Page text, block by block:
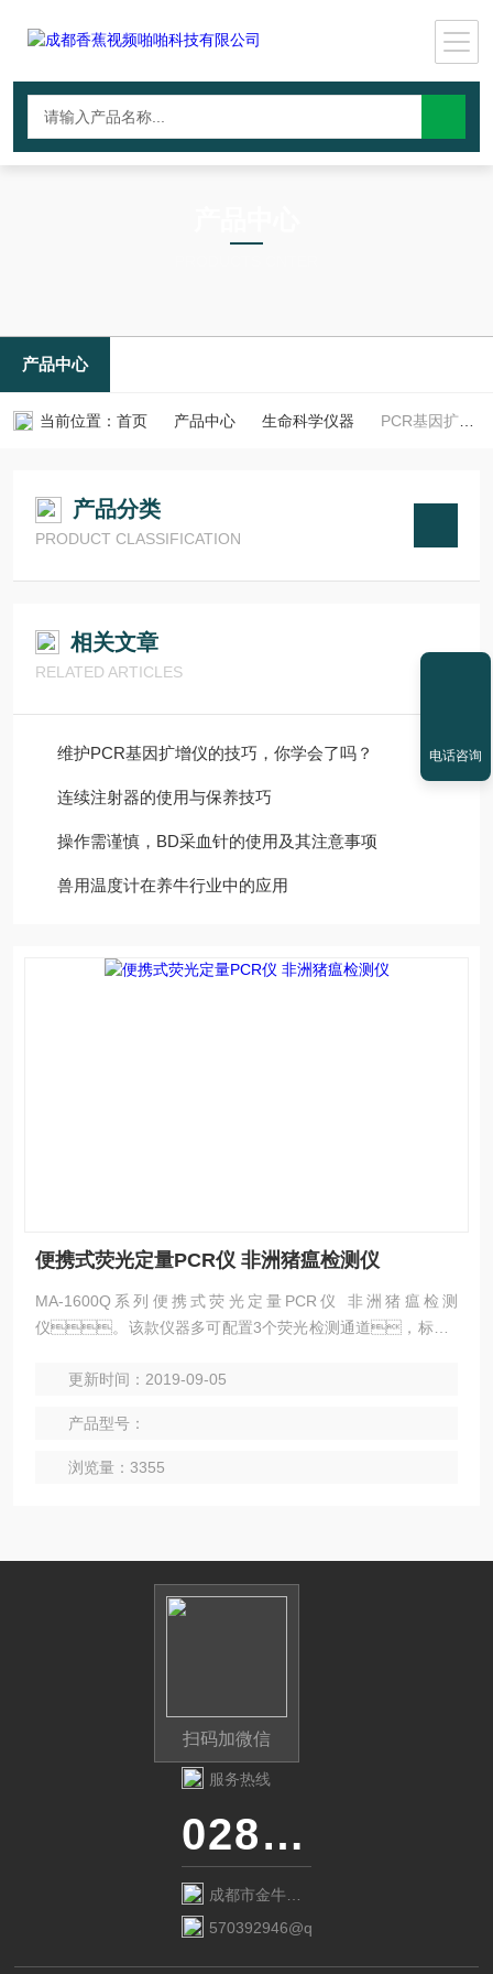
产品中心
当前位置： 首页 产品中心 生命科学仪器 PCR基因扩增仪
产品分类
PRODUCT CLASSIFICATION
相关文章
RELATED ARTICLES
维护PCR基因扩增仪的技巧，你学会了吗？
连续注射器的使用与保养技巧
操作需谨慎，BD采血针的使用及其注意事项
兽用温度计在养牛行业中的应用
便携式荧光定量PCR仪 非洲猪瘟检测仪
MA-1600Q系列便携式荧光定量PCR仪 非洲猪瘟检测
仪。该款仪器多可配置3个荧光检测通道，标配1
结果分析。小巧的机身设计，可选配外接电
实验的各种需求。
更新时间：2019-09-05
产品型号：
浏览量：3355
扫码加微信
服务热线
028-87741718
成都市金牛区
金府路799号1
570392946@qq.com
电话咨询